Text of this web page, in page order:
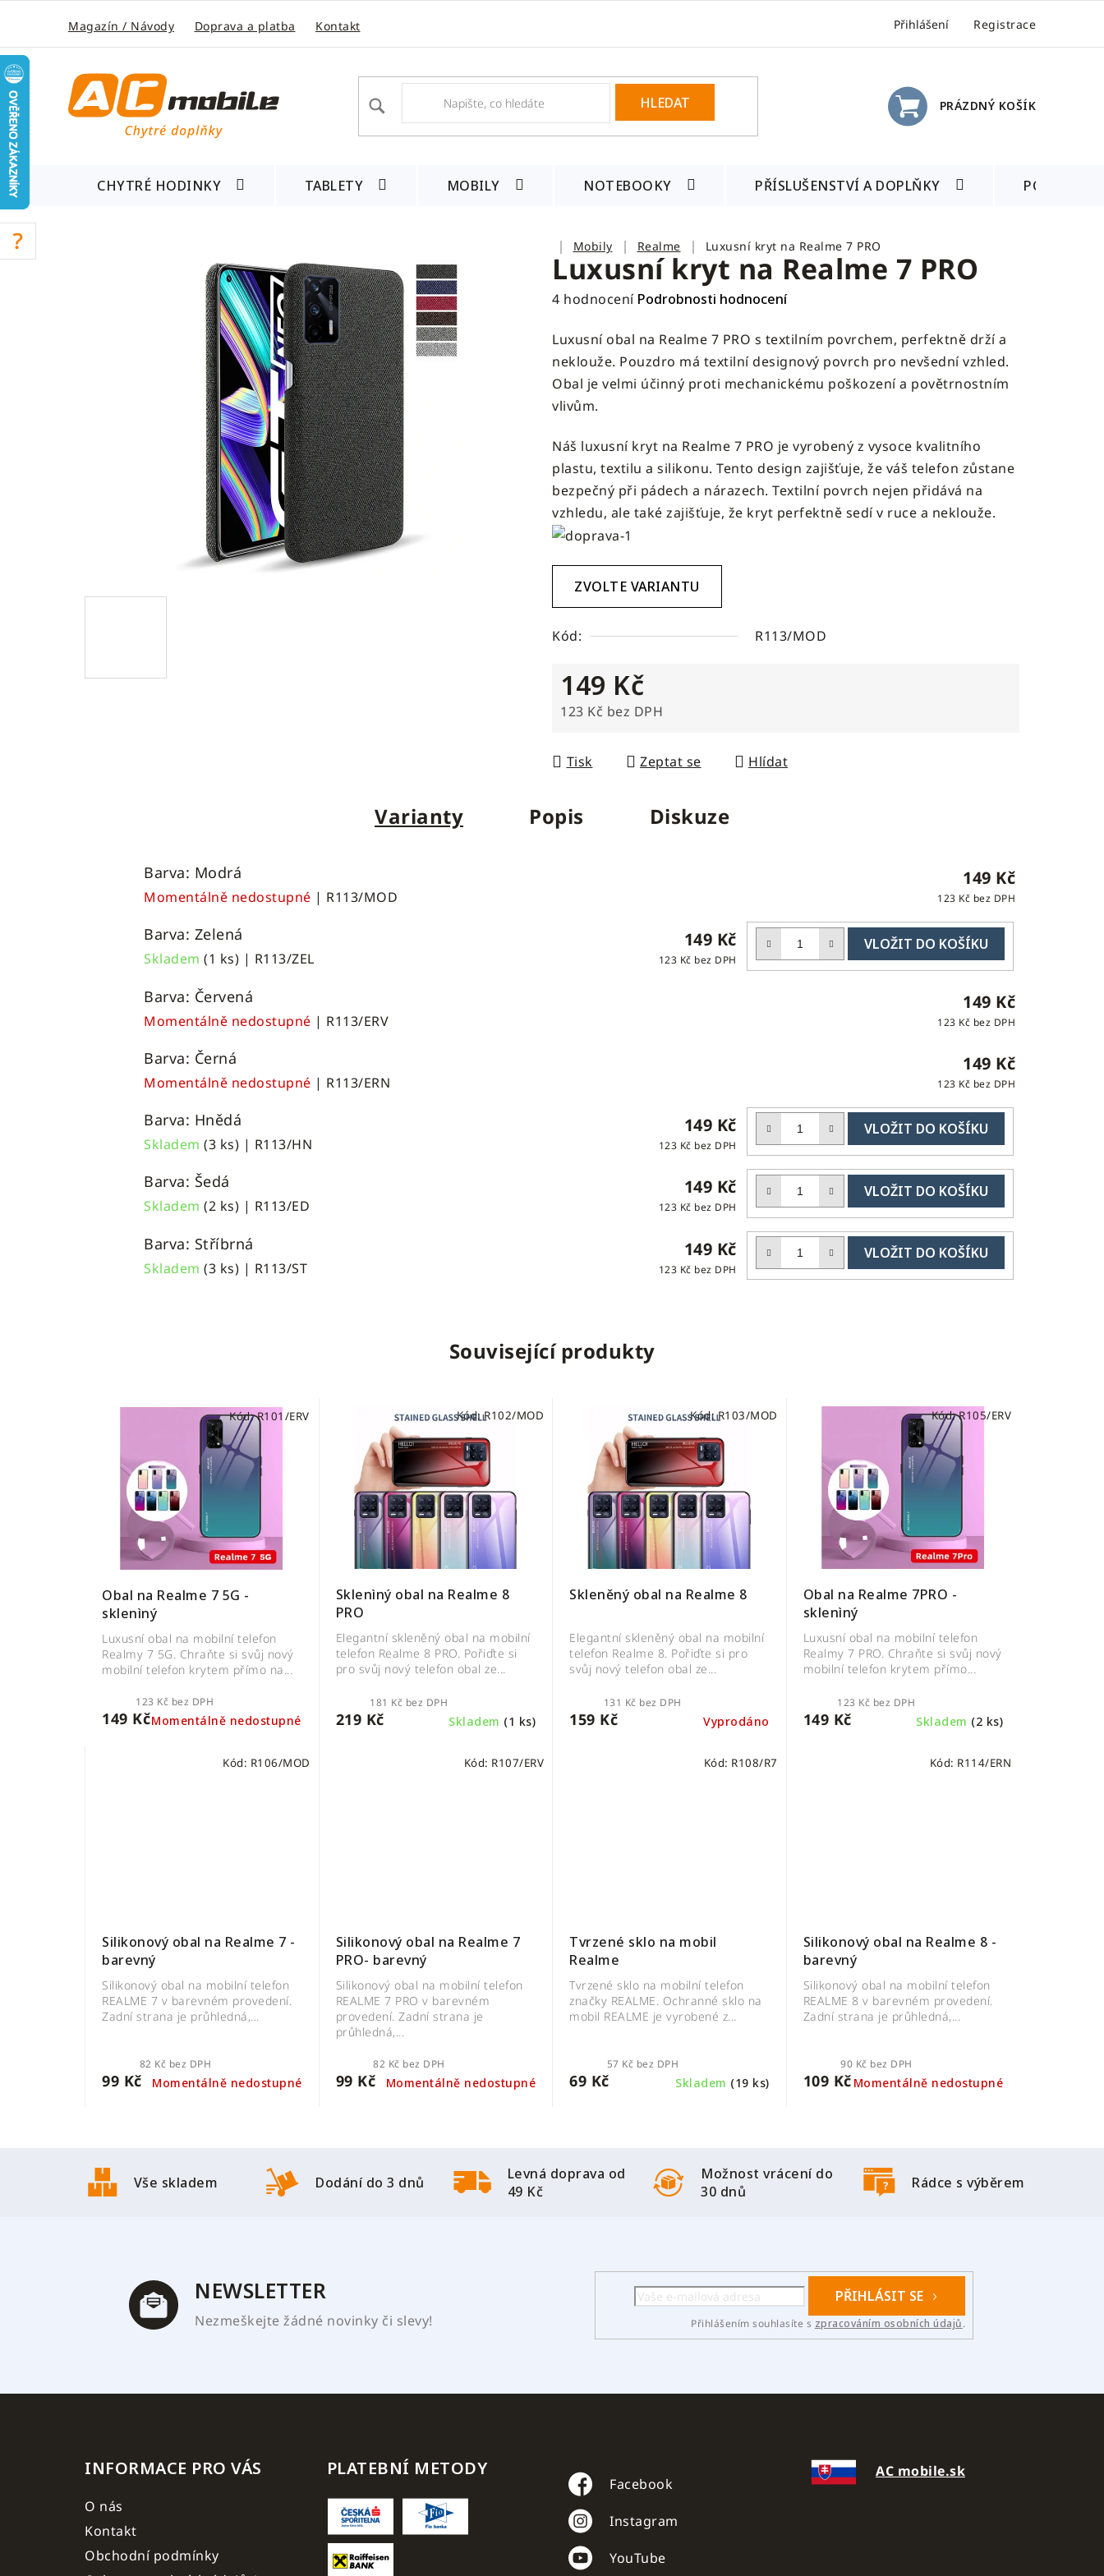
obsah
Magazín / Návody Doprava a platba Kontakt Přihlášení Registrace
HLEDAT
NÁKUPNÍ
PRÁZDNÝ KOŠÍK
CHYTRÉ HODINKY TABLETY MOBILY NOTEBOOKY PŘÍSLUŠENSTVÍ A DOPLŇKY POSLEDNÍ
DomůMobily Realme Luxusní kryt na Realme 7 PRO
Luxusní kryt na Realme 7 PRO
Průměrné
produktu
je
4,8
z
hvězdiček.
4 hodnocení Podrobnosti hodnocení
Luxusní obal na Realme 7 PRO s textilním povrchem, perfektně drží a
neklouže. Pouzdro má textilní designový povrch pro nevšední vzhled.
Obal je velmi účinný proti mechanickému poškození a povětrnostním
vlivům.
Náš luxusní kryt na Realme 7 PRO je vyrobený z vysoce kvalitního
plastu, textilu a silikonu. Tento design zajišťuje, že váš telefon zůstane
bezpečný při pádech a nárazech. Textilní povrch nejen přidává na
vzhledu, ale také zajišťuje, že kryt perfektně sedí v ruce a neklouže.
ZVOLTE VARIANTU
Kód: R113/MOD
149 Kč
123 Kč bez DPH
Tisk
Zeptat se Hlídat
Varianty Popis Diskuze
Barva: Modrá
Momentálně nedostupné | R113/MOD
149 Kč
123 Kč bez DPH
Barva: Zelená
Skladem (1 ks) | R113/ZEL
149 Kč
123 Kč bez DPH
DO
KOŠÍKU
Barva: Červená
Momentálně nedostupné | R113/ERV
149 Kč
123 Kč bez DPH
Barva: Černá
Momentálně nedostupné | R113/ERN
149 Kč
123 Kč bez DPH
Barva: Hnědá
Skladem (3 ks) | R113/HN
149 Kč
123 Kč bez DPH
DO
KOŠÍKU
Barva: Šedá
Skladem (2 ks) | R113/ED
149 Kč
123 Kč bez DPH
DO
KOŠÍKU
Barva: Stříbrná
Skladem (3 ks) | R113/ST
149 Kč
123 Kč bez DPH
DO
KOŠÍKU
Související produkty
Obal na Realme 7 5G -
sklenìný
Momentálně nedostupné
123 Kč bez DPH
149 Kč
Luxusní obal na mobilní telefon
Realmy 7 5G. Chraňte si svůj nový
mobilní telefon krytem přímo na...
Kód:R101/ERV
Sklenìný obal na Realme 8
PRO
Skladem (1 ks)
181 Kč bez DPH
219 Kč
Elegantní skleněný obal na mobilní
telefon Realme 8 PRO. Pořiďte si
pro svůj nový telefon obal ze...
Kód:R102/MOD
Skleněný obal na Realme 8
Vyprodáno
131 Kč bez DPH
159 Kč
Elegantní skleněný obal na mobilní
telefon Realme 8. Pořiďte si pro
svůj nový telefon obal ze...
Kód:R103/MOD
Obal na Realme 7PRO -
sklenìný
Skladem (2 ks)
123 Kč bez DPH
149 Kč
Luxusní obal na mobilní telefon
Realmy 7 PRO. Chraňte si svůj nový
mobilní telefon krytem přímo...
Kód:R105/ERV
Silikonový obal na Realme 7 -
barevný
Momentálně nedostupné
82 Kč bez DPH
99 Kč
Silikonový obal na mobilní telefon
REALME 7 v barevném provedení.
Zadní strana je průhledná,...
Kód: R106/MOD
Silikonový obal na Realme 7
PRO- barevný
Momentálně nedostupné
82 Kč bez DPH
99 Kč
Silikonový obal na mobilní telefon
REALME 7 PRO v barevném
provedení. Zadní strana je
průhledná,...
Kód: R107/ERV
Tvrzené sklo na mobil
Realme
Skladem (19 ks)
57 Kč bez DPH
69 Kč
Tvrzené sklo na mobilní telefon
značky REALME. Ochranné sklo na
mobil REALME je vyrobené z...
Kód: R108/R7
Silikonový obal na Realme 8 -
barevný
Momentálně nedostupné
90 Kč bez DPH
109 Kč
Silikonový obal na mobilní telefon
REALME 8 v barevném provedení.
Zadní strana je průhledná,...
Kód: R114/ERN
Vše skladem Dodání do 3 dnů
Levná doprava od
49 Kč
Možnost vrácení do
30 dnů
Rádce s výběrem
NEWSLETTER
Nezmeškejte žádné novinky či slevy!
PŘIHLÁSIT SE
Přihlášením souhlasíte s zpracováním osobních údajů.
INFORMACE PRO VÁS
O nás
Kontakt
Obchodní podmínky
PLATEBNÍ METODY
Facebook
Instagram
YouTube
AC mobile.sk